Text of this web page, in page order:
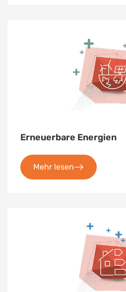
Erneuerbare Energien
Mehr lesen